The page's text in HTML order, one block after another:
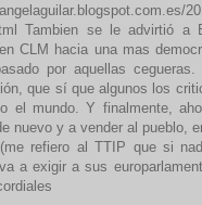
Tambien se le advirtió
CLM hacia una mas
por aquellas
que sí que algunos los
el mundo. Y finalmente,
nuevo y a vender al pueblo,
refiero al TTIP que si
a exigir a sus